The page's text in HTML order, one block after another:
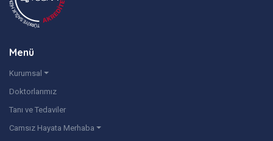
Menü
Kurumsal
Doktorlarımız
Tanı ve Tedaviler
Camsız Hayata Merhaba